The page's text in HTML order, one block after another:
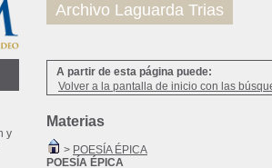
A partir de esta página puede:
Volver a la pantalla de inicio con las
Materias
> POESÍA ÉPICA
POESÍA ÉPICA
Archivo Laguarda Trias
y